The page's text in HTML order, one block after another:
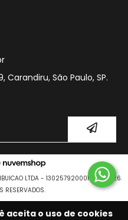
aceita o uso de cookies
Carandiru, São Paulo, SP.
LTDA - 13025792000109 - 2026.
RESERVADOS.